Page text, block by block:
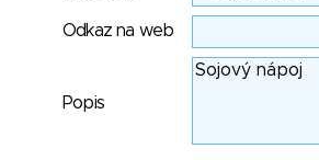
Odkaz na web
Popis